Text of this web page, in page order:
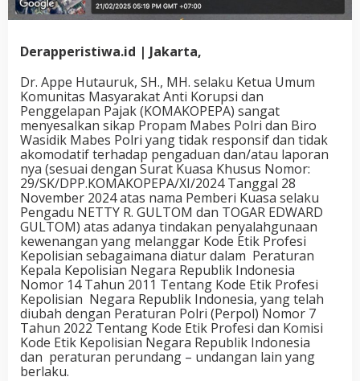
Derapperistiwa.id | Jakarta,
Dr. Appe Hutauruk, SH., MH. selaku Ketua Umum
Komunitas Masyarakat Anti Korupsi dan
Penggelapan Pajak (KOMAKOPEPA) sangat
menyesalkan sikap Propam Mabes Polri dan Biro
Wasidik Mabes Polri yang tidak responsif dan tidak
akomodatif terhadap pengaduan dan/atau laporan
nya (sesuai dengan Surat Kuasa Khusus Nomor:
29/SK/DPP.KOMAKOPEPA/XI/2024 Tanggal 28
November 2024 atas nama Pemberi Kuasa selaku
Pengadu NETTY R. GULTOM dan TOGAR EDWARD
GULTOM) atas adanya tindakan penyalahgunaan
kewenangan yang melanggar Kode Etik Profesi
Kepolisian sebagaimana diatur dalam Peraturan
Kepala Kepolisian Negara Republik Indonesia
Nomor 14 Tahun 2011 Tentang Kode Etik Profesi
Kepolisian Negara Republik Indonesia, yang telah
diubah dengan Peraturan Polri (Perpol) Nomor 7
Tahun 2022 Tentang Kode Etik Profesi dan Komisi
Kode Etik Kepolisian Negara Republik Indonesia
dan peraturan perundang – undangan lain yang
berlaku.